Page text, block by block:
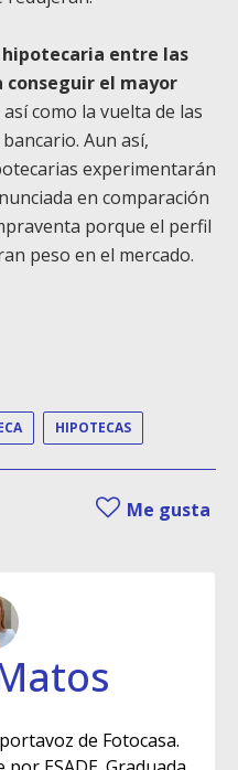
entre las
conseguir el mayor
así como la vuelta de las
Aun así,
experimentarán
en comparación
porque el perfil
peso en el mercado.
HIPOTECAS
Me gusta
de Fotocasa.